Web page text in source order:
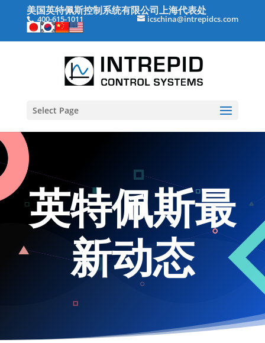
美国英特佩斯控制系统有限公司上海代表处
400-615-1011 icschina@intrepidcs.com
Select Page
英特佩斯最
新动态